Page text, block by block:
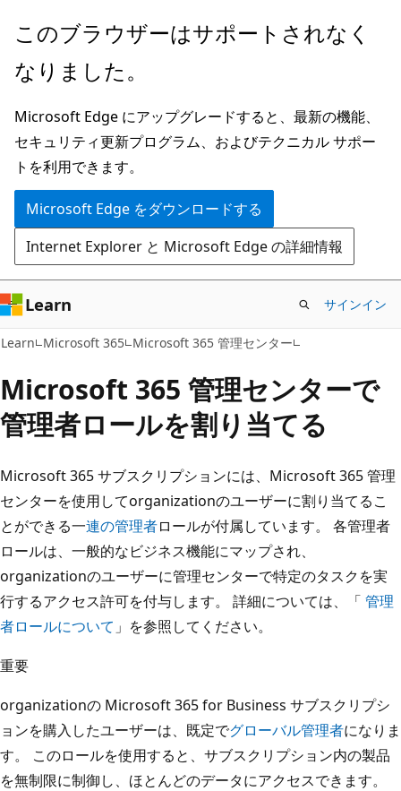
メ
ン
ン
テ
ン
ツ
に
ス
キ
ッ
プ
このブラウザーはサポートされなく
なりました。
Microsoft Edge にアップグレードすると、最新の機能、
セキュリティ更新プログラム、およびテクニカル サポー
トを利用できます。
Microsoft Edge をダウンロードする
Internet Explorer と Microsoft Edge の詳細情報
Learn サインイン
Learn Microsoft 365 Microsoft 365 管理センター
Microsoft 365 管理センターで
管理者ロールを割り当てる
Microsoft 365 サブスクリプションには、Microsoft 365 管理
センターを使用してorganizationのユーザーに割り当てるこ
とができる一連の管理者ロールが付属しています。 各管理者
ロールは、一般的なビジネス機能にマップされ、
organizationのユーザーに管理センターで特定のタスクを実
行するアクセス許可を付与します。 詳細については、「 管理
者ロールについて 」を参照してください。
重要
organizationの Microsoft 365 for Business サブスクリプシ
ョンを購入したユーザーは、既定でグローバル管理者になりま
す。 このロールを使用すると、サブスクリプション内の製品
を無制限に制御し、ほとんどのデータにアクセスできます。